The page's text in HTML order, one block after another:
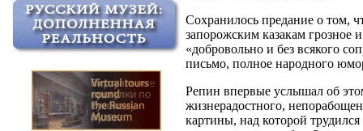
Сохранилось предание о том,
запорожским казакам грозное
«добровольно и без всякого
письмо, полное народного
Репин впервые услышал об
жизнерадостного,
картины, над которой